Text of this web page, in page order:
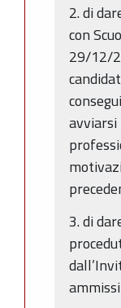
2. di
con
29/12/
avviarsi
3. di